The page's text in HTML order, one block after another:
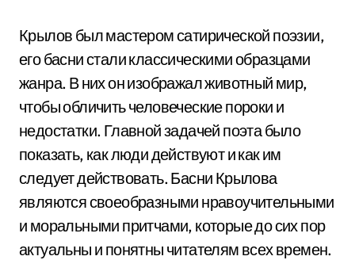
Крылов был мастером сатирической поэзии,
его басни стали классическими образцами
жанра. В них он изображал животный мир,
чтобы обличить человеческие пороки и
недостатки. Главной задачей поэта было
показать, как люди действуют и как им
следует действовать. Басни Крылова
являются своеобразными нравоучительными
и моральными притчами, которые до сих пор
актуальны и понятны читателям всех времен.